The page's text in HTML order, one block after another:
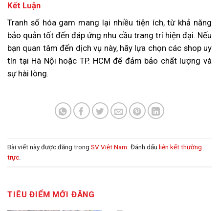
Kết Luận
Tranh số hóa gam mang lại nhiều tiện ích, từ khả năng
bảo quản tốt đến đáp ứng nhu cầu trang trí hiện đại. Nếu
bạn quan tâm đến dịch vụ này, hãy lựa chọn các shop uy
tín tại Hà Nội hoặc TP. HCM để đảm bảo chất lượng và
sự hài lòng.
Bài viết này được đăng trong SV Việt Nam. Đánh dấu liên kết thường
trực.
TIÊU ĐIỂM MỚI ĐĂNG